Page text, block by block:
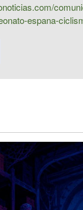
espana-